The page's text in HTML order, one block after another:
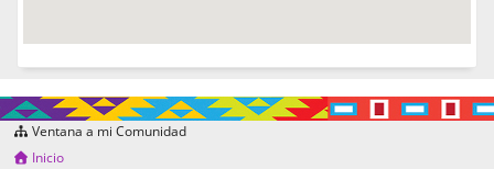
Ventana a mi Comunidad
Inicio